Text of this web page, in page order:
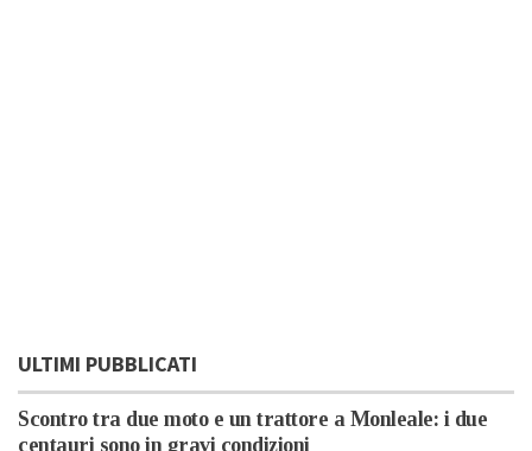
ULTIMI PUBBLICATI
Scontro tra due moto e un trattore a Monleale: i due
centauri sono in gravi condizioni